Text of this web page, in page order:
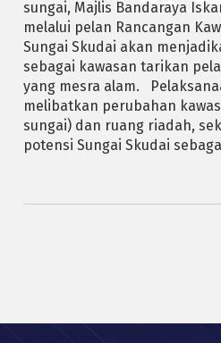
sungai, Majlis Bandaraya
melalui pelan Rancangan
Sungai Skudai akan
sebagai kawasan tarikan
yang mesra alam.
melibatkan perubahan
sungai) dan ruang riadah,
potensi Sungai Skudai